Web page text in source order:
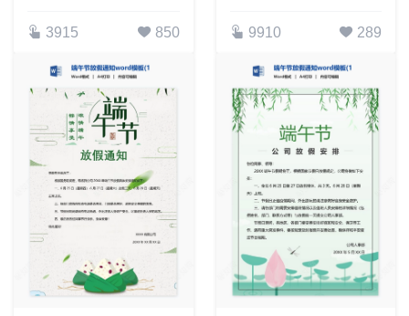
3915 850 9910 289